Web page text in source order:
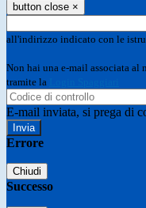
button close ×
all'indirizzo indicato con le
Non hai una e-mail associata al
tramite la
E-mail inviata, si prega di
Errore
Chiudi
Successo